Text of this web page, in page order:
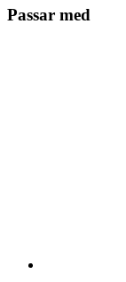
Passar med